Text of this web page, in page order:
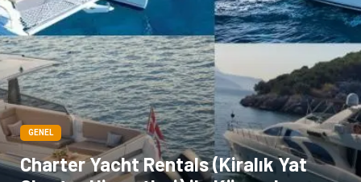
GENEL
Charter Yacht Rentals (Kiralık Yat